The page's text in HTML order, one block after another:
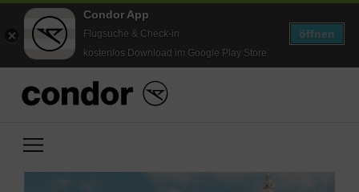
Condor App
Flugsuche & Check-in
kostenlos Download im Google Play Store
öffnen